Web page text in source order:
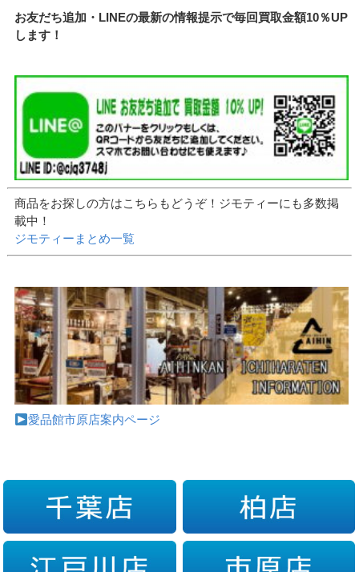
お友だち追加・LINEの最新の情報提示で毎回買取金額10％UP
します！
商品をお探しの方はこちらもどうぞ！ジモティーにも多数掲
載中！
ジモティーまとめ一覧
愛品館市原店案内ページ